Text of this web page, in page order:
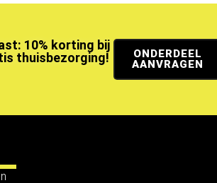
10% korting bij
thuisbezorging!
ONDERDEEL
AANVRAGEN